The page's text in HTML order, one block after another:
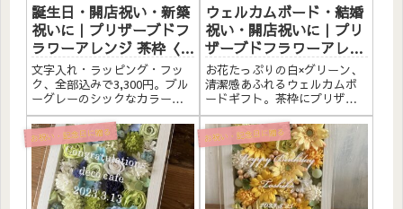
誕生日・開店祝い・新築
祝いに｜プリザーブドフ
ラワーアレンジ 茶枠〈ブ
ルーグレー〉文字入れ
文字入れ・ラッピング・フッ
ク、全部込みで3,300円。ブル
ーグレーのシックなカラーが
大人かわいい小さめボックス
フラワー。アクリルプレート
への名入れも、リボンラッピ
ングも、壁掛けフックも全部
込みの価格です。枯れない花
だから、もらった方にずっと...
ウェルカムボード・結婚
祝い・開店祝いに｜プリ
ザーブドフラワーアレン
ジ 茶枠〈白グリーン〉文
字入れ
お花たっぷりの白×グリーン、
清潔感あふれるウェルカムボ
ードギフト。茶枠にプリザー
ブドフラワーと造花をたっぷ
りアレンジしました。アクリ
ルプレートへのメッセージ入
れ無料。自立するので壁かけ
でも置き型でも飾れます。こ
んな方へウェルカムボードと
して...
お祝い・記念日に贈る お祝い・記念日に贈る